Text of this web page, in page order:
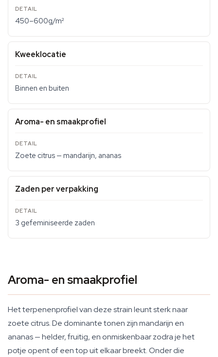
450–600g/m²
Kweeklocatie
Binnen en buiten
Aroma- en smaakprofiel
Zoete citrus — mandarijn, ananas
Zaden per verpakking
3 gefeminiseerde zaden
Aroma- en smaakprofiel
Het terpenenprofiel van deze strain leunt sterk naar
zoete citrus. De dominante tonen zijn mandarijn en
ananas — helder, fruitig, en onmiskenbaar zodra je het
potje opent of een top uit elkaar breekt. Onder die